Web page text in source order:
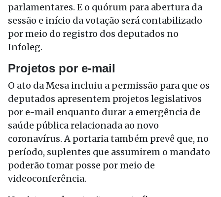
parlamentares. E o quórum para abertura da
sessão e início da votação será contabilizado
por meio do registro dos deputados no
Infoleg.
Projetos por e-mail
O ato da Mesa incluiu a permissão para que os
deputados apresentem projetos legislativos
por e-mail enquanto durar a emergência de
saúde pública relacionada ao novo
coronavírus. A portaria também prevê que, no
período, suplentes que assumirem o mandato
poderão tomar posse por meio de
videoconferência.